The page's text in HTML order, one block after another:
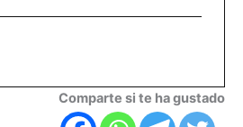
Comparte si te ha gustado